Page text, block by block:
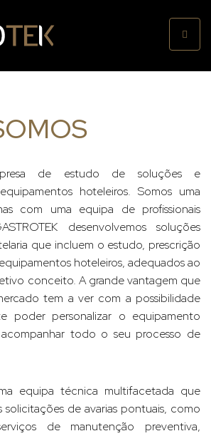
Toggle
de estudo de soluções e
hoteleiros. Somos uma
com uma equipa de profissionais
desenvolvemos soluções
que incluem o estudo, prescrição
hoteleiros, adequados ao
conceito. A grande vantagem que
tem a ver com a possibilidade
poder personalizar o equipamento
todo o seu processo de
equipa técnica multifacetada que
solicitações de avarias pontuais, como
de manutenção preventiva,